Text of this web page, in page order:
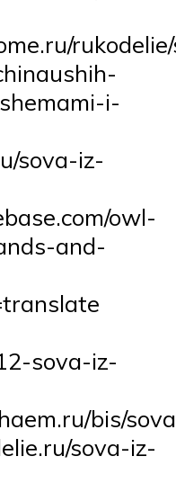
i-
sova-iz-
owl-
and-
sova-iz-
bis/
sova-iz-